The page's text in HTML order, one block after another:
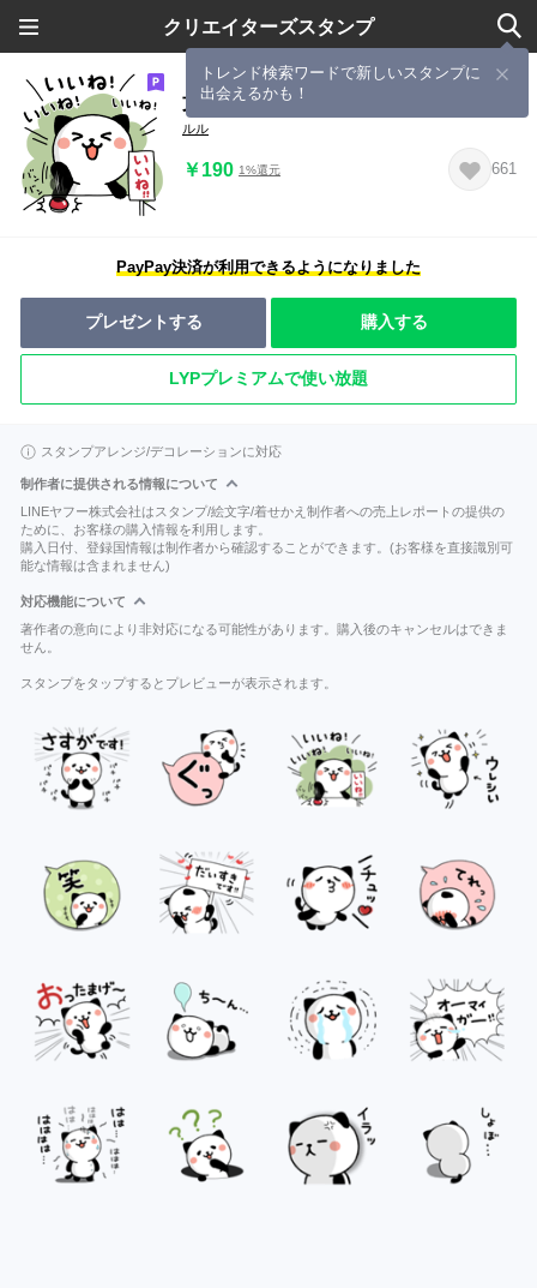
クリエイターズスタンプ
トレンド検索ワードで新しいスタンプに
出会えるかも！
文字デカめ♪キモチ伝える❤パンダねこ
ルル
￥190 1%還元 661
PayPay決済が利用できるようになりました
プレゼントする 購入する
LYPプレミアムで使い放題
スタンプアレンジ/デコレーションに対応
制作者に提供される情報について
LINEヤフー株式会社はスタンプ/絵文字/着せかえ制作者への売上レポートの提供の
ために、お客様の購入情報を利用します。
購入日付、登録国情報は制作者から確認することができます。(お客様を直接識別可
能な情報は含まれません)
対応機能について
著作者の意向により非対応になる可能性があります。購入後のキャンセルはできま
せん。
スタンプをタップするとプレビューが表示されます。